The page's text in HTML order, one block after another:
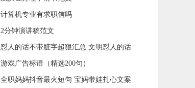
计算机专业有求职信吗
2分钟演讲稿范文
怼人的话不带脏字超狠汇总 文明怼人的话
(精选80句)
游戏广告标语（精选200句）
全职妈妈抖音最火短句 宝妈带娃扎心文案